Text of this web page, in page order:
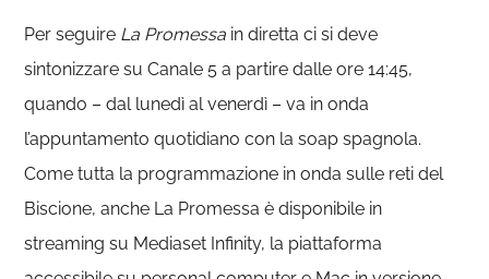
Per seguire La Promessa in diretta ci si deve
sintonizzare su Canale 5 a partire dalle ore 14:45,
quando – dal lunedì al venerdì – va in onda
l’appuntamento quotidiano con la soap spagnola.
Come tutta la programmazione in onda sulle reti del
Biscione, anche La Promessa è disponibile in
streaming su Mediaset Infinity, la piattaforma